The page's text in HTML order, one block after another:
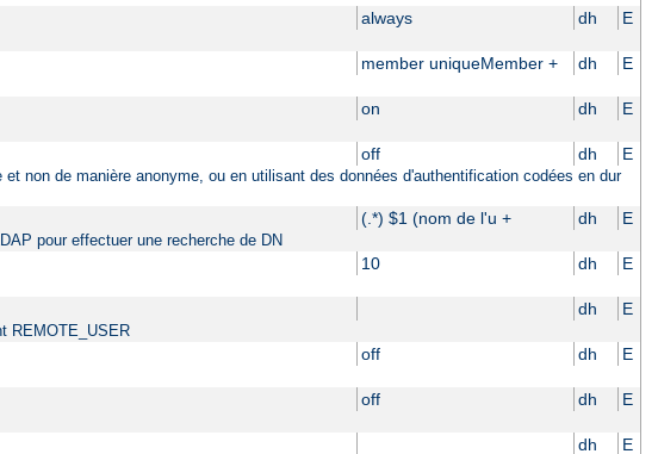
always dh E
member uniqueMember + dh E
on dh E
off dh E
non de manière anonyme, ou en utilisant des données d'authentification codées en dur
(.*) $1 (nom de l'u + dh E
pour effectuer une recherche de DN
10 dh E
dh E
REMOTE_USER
off dh E
off dh E
dh E